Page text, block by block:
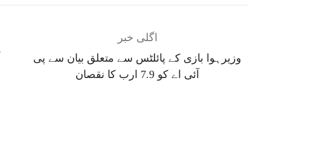
اگلی خبر
وزیرہوا بازی کے پائلٹس سے متعلق بیان سے پی
آئی اے کو 7.9 ارب کا نقصان